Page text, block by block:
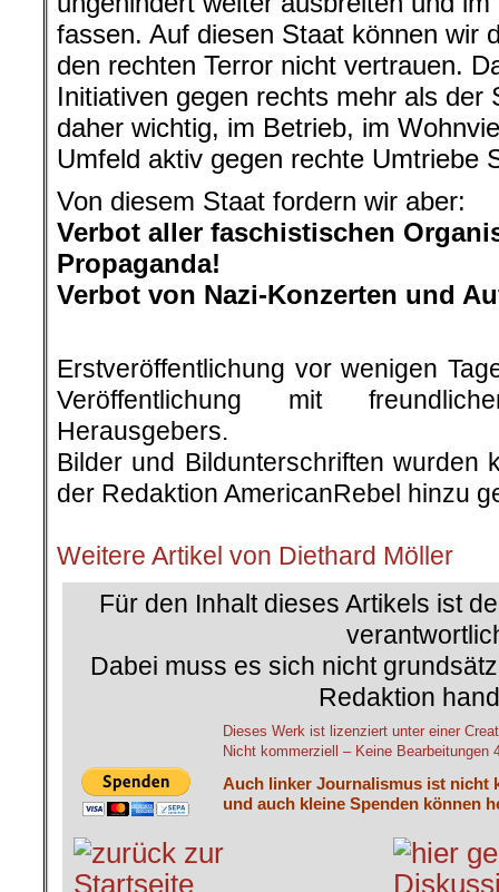
fassen. Auf diesen Staat können wir
den rechten Terror nicht vertrauen.
Initiativen gegen rechts mehr als der
daher wichtig, im Betrieb, im
Umfeld aktiv gegen rechte Umtriebe
Von diesem Staat fordern wir aber:
Verbot aller faschistischen
Propaganda!
Verbot von Nazi-Konzerten und
Erstveröffentlichung vor wenigen
Veröffentlichung mit
Herausgebers.
Bilder und Bildunterschriften wurden
der Redaktion AmericanRebel hinzu
Weitere Artikel von Diethard Möller
Für den Inhalt dieses Artikels ist
Dabei muss es sich nicht
Redaktion
Dieses Werk ist lizenziert unter einer
Nicht kommerziell – Keine Bearbeitungen
Auch linker Journalismus ist nicht
und auch kleine Spenden können